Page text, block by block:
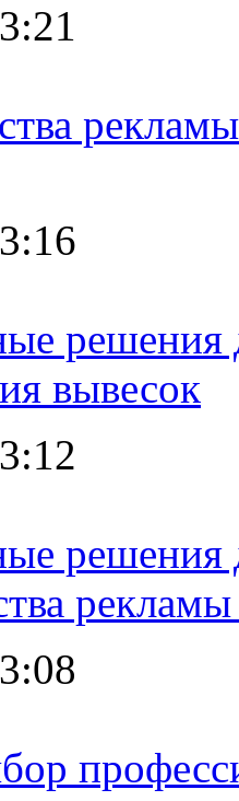
решения
вывесок
решения
рекламы